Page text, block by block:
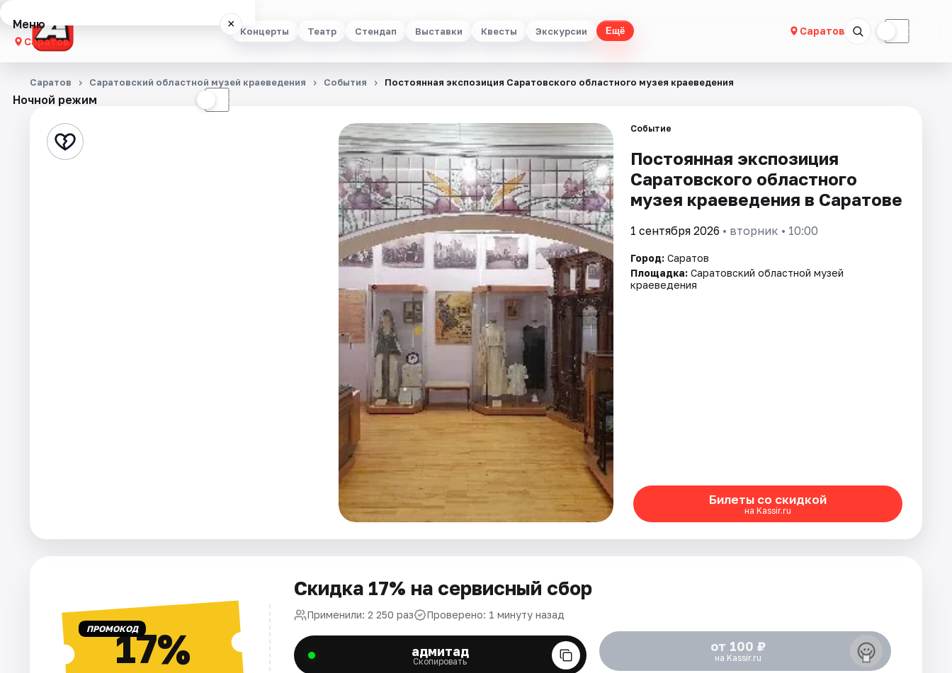
Концерты Театр Стендап Выставки Квесты Экскурсии Ещё Саратов ☾
Меню ×
Саратов
Концерты
Стендап
Ночной режим ☾
Саратов Саратовский областной музей краеведения События Постоянная экспозиция Саратовского областного музея краеведения
Событие
Постоянная экспозиция
Саратовского областного
музея краеведения в Саратове
1 сентября 2026 • вторник • 10:00
Город: Саратов
Площадка: Саратовский областной музей
краеведения
Билеты со скидкой
на Kassir.ru
ПРОМОКОД17%
Скидка 17% на сервисный сбор
Применили: 2 250 раз Проверено: 1 минуту назад
адмитад
Скопировать
от 100 ₽
на Kassir.ru